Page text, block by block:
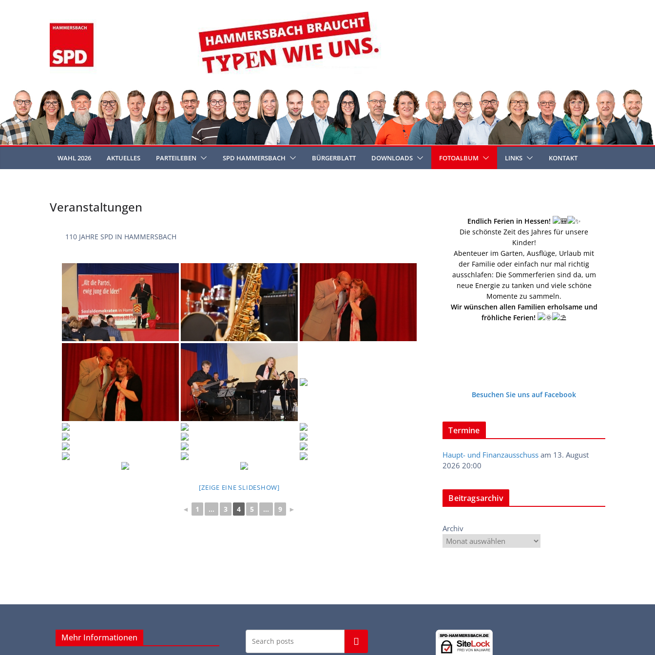
WAHL 2026 AKTUELLES PARTEILEBEN SPD HAMMERSBACH BÜRGERBLATT DOWNLOADS FOTOALBUM LINKS KONTAKT
Veranstaltungen
110 JAHRE SPD IN HAMMERSBACH
[ZEIGE EINE SLIDESHOW]
◄ 1 ... 3 4 5 ... 9 ►
Endlich Ferien in Hessen!
Die schönste Zeit des Jahres für unsere
Kinder!
Abenteuer im Garten, Ausflüge, Urlaub mit
der Familie oder einfach nur mal richtig
ausschlafen: Die Sommerferien sind da, um
neue Energie zu tanken und viele schöne
Momente zu sammeln.
Wir wünschen allen Familien erholsame und
fröhliche Ferien!
Besuchen Sie uns auf Facebook
Termine
Haupt- und Finanzausschuss am 13. August
2026 20:00
Beitragsarchiv
Archiv
Mehr Informationen Suchen